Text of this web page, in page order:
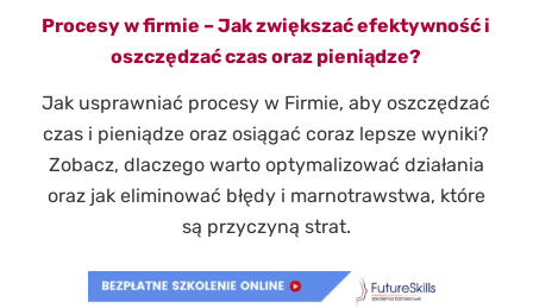
Procesy w firmie – Jak zwiększać efektywność i
oszczędzać czas oraz pieniądze?
Jak usprawniać procesy w Firmie, aby oszczędzać
czas i pieniądze oraz osiągać coraz lepsze wyniki?
Zobacz, dlaczego warto optymalizować działania
oraz jak eliminować błędy i marnotrawstwa, które
są przyczyną strat.